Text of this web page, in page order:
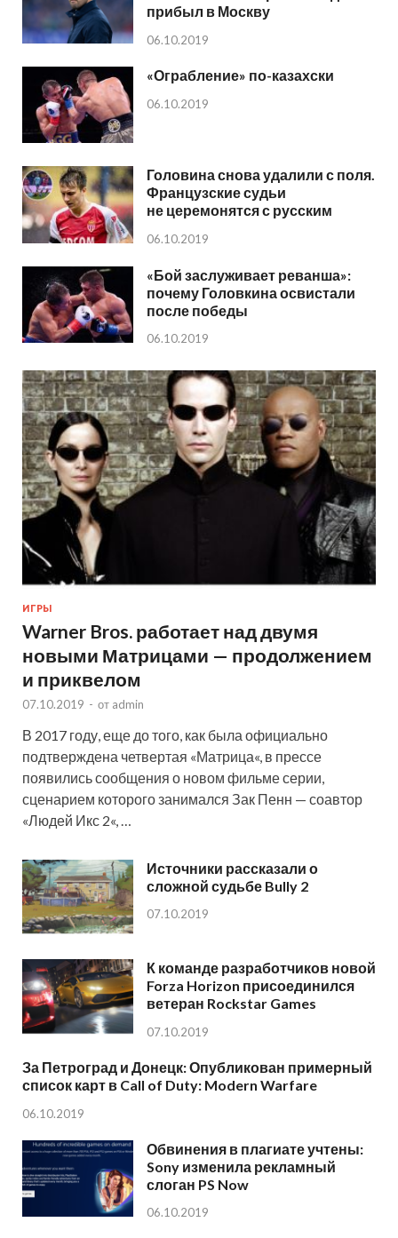
прибыл в Москву
06.10.2019
«Ограбление» по-казахски
06.10.2019
Головина снова удалили с поля.
Французские судьи
не церемонятся с русским
06.10.2019
«Бой заслуживает реванша»:
почему Головкина освистали
после победы
06.10.2019
ИГРЫ
Warner Bros. работает над двумя
новыми Матрицами — продолжением
и приквелом
07.10.2019 - от admin
В 2017 году, еще до того, как была официально
подтверждена четвертая «Матрица«, в прессе
появились сообщения о новом фильме серии,
сценарием которого занимался Зак Пенн — соавтор
«Людей Икс 2«, …
Источники рассказали о
сложной судьбе Bully 2
07.10.2019
К команде разработчиков новой
Forza Horizon присоединился
ветеран Rockstar Games
07.10.2019
За Петроград и Донецк: Опубликован примерный
список карт в Call of Duty: Modern Warfare
06.10.2019
Обвинения в плагиате учтены:
Sony изменила рекламный
слоган PS Now
06.10.2019